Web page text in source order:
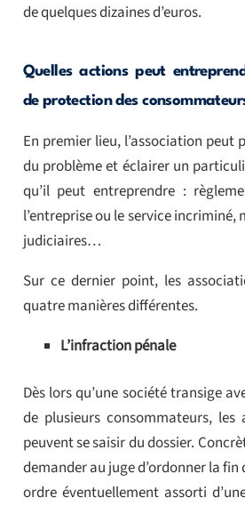
de quelques dizaines d’euros.
Quelles actions peut
de protection des
En premier lieu, l’association peut
du problème et éclairer un
qu’il peut entreprendre :
l’entreprise ou le service
judiciaires…
Sur ce dernier point, les
quatre manières différentes.
L’infraction pénale
Dès lors qu’une société transige
de plusieurs consommateurs, les
peuvent se saisir du dossier.
demander au juge d’ordonner la
ordre éventuellement assorti